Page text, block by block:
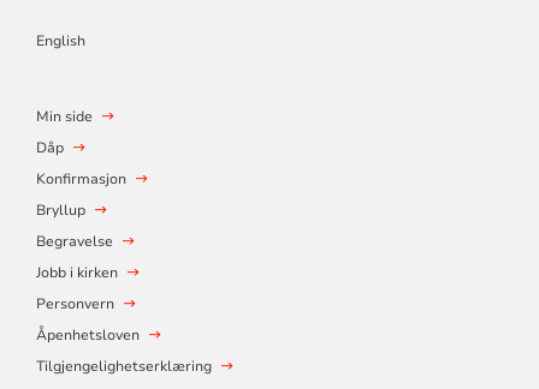
English
Min side
Dåp
Konfirmasjon
Bryllup
Begravelse
Jobb i kirken
Personvern
Åpenhetsloven
Tilgjengelighetserklæring